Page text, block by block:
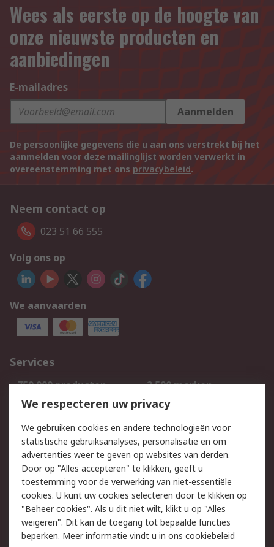
Wees als eerste op de hoogte van
onze nieuwste producten en
aanbiedingen
E-mailadres
Aanmelden
De persoonlijke gegevens die u aan ons verstrekt bij het
aanmelden voor deze mailinglijst worden verwerkt in
overeenstemming met ons privacybeleid.
Neem contact op
023 51 66 555
Volg ons op
We aanvaarden
Services
750.000 producten
2.500 merken
Bestellen
Inkoopoplossingen
Track & Trace
Wettelijk
Cookiebeleid
Email veiligheid
Privacybeleid
Websitevoorwaarden
Algemene
verkoopvoorwaarden
We respecteren uw privacy
We gebruiken cookies en andere technologieën voor
statistische gebruiksanalyses, personalisatie en om
advertenties weer te geven op websites van derden.
Door op "Alles accepteren" te klikken, geeft u
toestemming voor de verwerking van niet-essentiële
cookies. U kunt uw cookies selecteren door te klikken op
"Beheer cookies". Als u dit niet wilt, klikt u op "Alles
weigeren". Dit kan de toegang tot bepaalde functies
beperken. Meer informatie vindt u in ons cookiebeleid